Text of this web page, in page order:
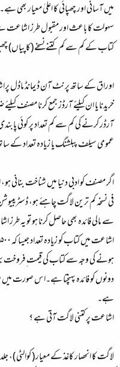
میں آسانی اور چھپائی کا اعلیٰ معیار بھی
سہولت کا باعث اور مقبول طرز
کتاب کے کم سے کم کتنے نسخے (کاپیاں)
خریدنا یا ان کیلئے آرڈز جمع کرنا
آرڈر کرنے کی کم سے کم تعداد پر کوئی
عمومی سیلف پبلشنگ یا زیادہ تعداد کے
اگر مصنف کو ادبی دنیا میں شناخت بنانی
فی نسخہ کم ترین لاگت چاہئے ہو،
سے مالی فائدہ بھی حاصل کرنا ہو تو یہ
ہونے کی وجہ سے کتاب کی قیمت ِفروخت
دونوں کو فائدہ پہنچتا ہے۔ا س صورت
ہے۔
اشاعت پر کتنی لاگت آتی ہے ؟
لاگت کا انحصار کاغذ کے معیار ( کوالٹی